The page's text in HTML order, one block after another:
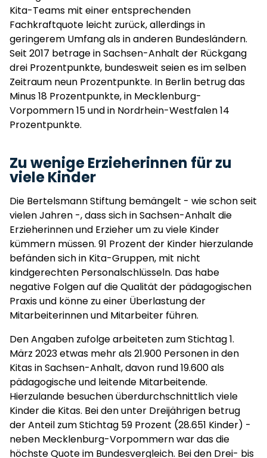
Kita-Teams mit einer entsprechenden
Fachkraftquote leicht zurück, allerdings in
geringerem Umfang als in anderen Bundesländern.
Seit 2017 betrage in Sachsen-Anhalt der Rückgang
drei Prozentpunkte, bundesweit seien es im selben
Zeitraum neun Prozentpunkte. In Berlin betrug das
Minus 18 Prozentpunkte, in Mecklenburg-
Vorpommern 15 und in Nordrhein-Westfalen 14
Prozentpunkte.
Zu wenige Erzieherinnen für zu
viele Kinder
Die Bertelsmann Stiftung bemängelt - wie schon seit
vielen Jahren -, dass sich in Sachsen-Anhalt die
Erzieherinnen und Erzieher um zu viele Kinder
kümmern müssen. 91 Prozent der Kinder hierzulande
befänden sich in Kita-Gruppen, mit nicht
kindgerechten Personalschlüsseln. Das habe
negative Folgen auf die Qualität der pädagogischen
Praxis und könne zu einer Überlastung der
Mitarbeiterinnen und Mitarbeiter führen.
Den Angaben zufolge arbeiteten zum Stichtag 1.
März 2023 etwas mehr als 21.900 Personen in den
Kitas in Sachsen-Anhalt, davon rund 19.600 als
pädagogische und leitende Mitarbeitende.
Hierzulande besuchen überdurchschnittlich viele
Kinder die Kitas. Bei den unter Dreijährigen betrug
der Anteil zum Stichtag 59 Prozent (28.651 Kinder) -
neben Mecklenburg-Vorpommern war das die
höchste Quote im Bundesvergleich. Bei den Drei- bis